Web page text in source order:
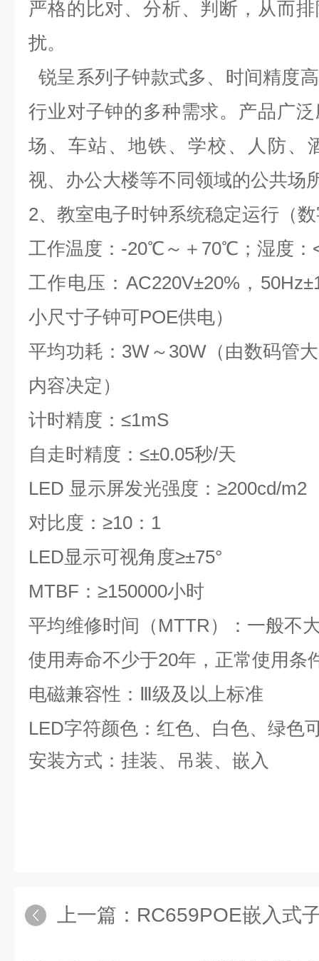
严格的比对、分析、判断，从而
扰。
锐呈系列子钟款式多、时间精度
行业对子钟的多种需求。产品广
场、车站、地铁、学校、人防、
视、办公大楼等不同领域的公共场
2、教室电子时钟系统稳定运行 （
工作温度： -20℃～＋ 70℃；湿度：
工作电压： AC220V±20%， 50Hz±
小尺寸子钟可POE供电）
平均功耗： 3W ～ 30W（由数码管
内容决定）
计时精度： ≤1mS
自走时精度：≤±0.05秒/天
LED 显示屏发光强度： ≥200cd/m2
对比度： ≥10 ： 1
LED显示可视角度≥±75°
MTBF ： ≥150000小时
平均维修时间（ MTTR）：一般不
使用寿命不少于20年，正常使用条
电磁兼容性：Ⅲ级及以上标准
LED字符颜色：红色、白色、绿色
安装方式：挂装、吊装、嵌入
上一篇： RC659POE嵌入式